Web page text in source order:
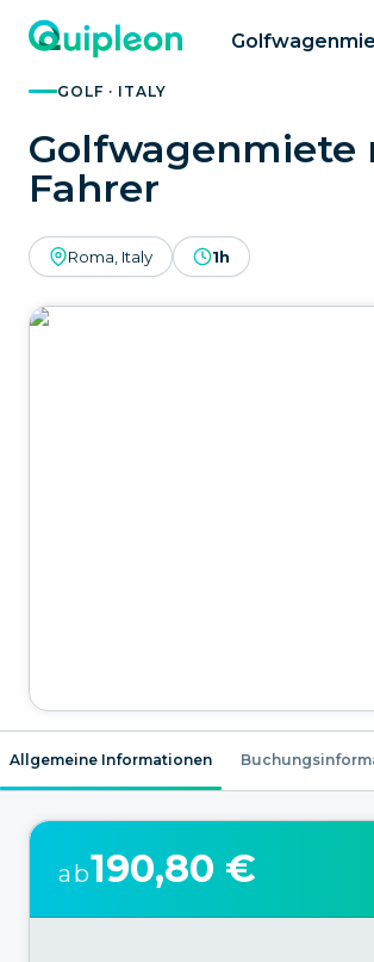
GOLF · ITALY
Golfwagenmiete
Fahrer
Roma, Italy 1h
Allgemeine Informationen
ab190,80 €